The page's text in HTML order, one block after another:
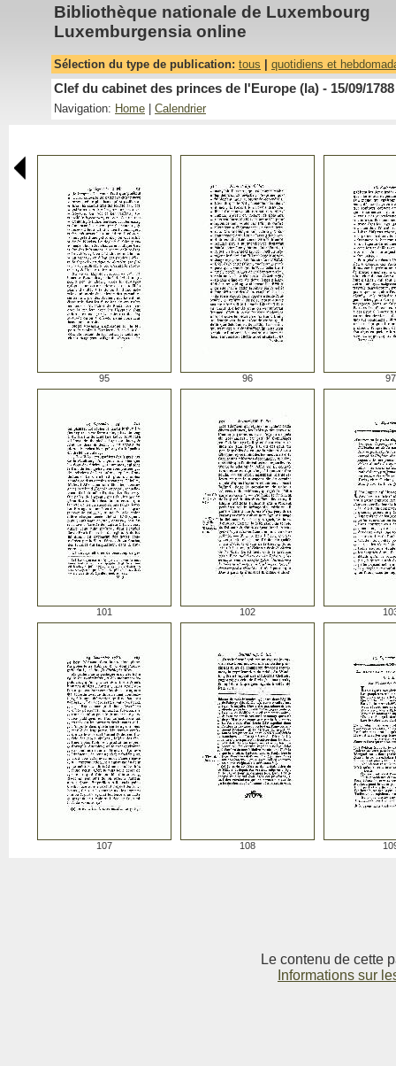
Bibliothèque nationale de Luxembourg
Luxemburgensia online
Sélection du type de publication: tous quotidiens et
Clef du cabinet des princes de l'Europe (la) - 15/09/1788
Navigation: Home Calendrier
95 96 97
101 102
107 108
Le contenu de cette
Informations sur